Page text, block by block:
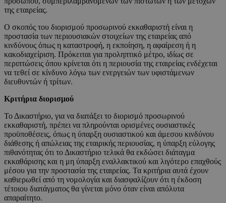
της εταιρείας.
Ο σκοπός του διορισμού προσωρινού εκκαθαριστή είναι η
προστασία των περιουσιακών στοιχείων της εταιρείας από
κινδύνους όπως η καταστροφή, η εκποίηση, η αφαίρεση ή η
κακοδιαχείριση. Πρόκειται για προληπτικό μέτρο, ιδίως σε
περιπτώσεις όπου κρίνεται ότι η περιουσία της εταιρείας ενδέχεται
να τεθεί σε κίνδυνο λόγω των ενεργειών των υφιστάμενων
διευθυντών ή τρίτων.
Κριτήρια διορισμού
Το Δικαστήριο, για να διατάξει το διορισμό προσωρινού
εκκαθαριστή, πρέπει να πληρούνται ορισμένες ουσιαστικές
προϋποθέσεις, όπως η ύπαρξη ουσιαστικού και άμεσου κινδύνου
διάθεσης ή απώλειας της εταιρικής περιουσίας, η ύπαρξη εύλογης
πιθανότητας ότι το Δικαστήριο τελικά θα εκδώσει διάταγμα
εκκαθάρισης και η μη ύπαρξη εναλλακτικού και λιγότερο επαχθούς
μέσου για την προστασία της εταιρείας. Τα κριτήρια αυτά έχουν
καθιερωθεί από τη νομολογία και διασφαλίζουν ότι η έκδοση
τέτοιου διατάγματος θα γίνεται μόνο όταν είναι απόλυτα
απαραίτητο.